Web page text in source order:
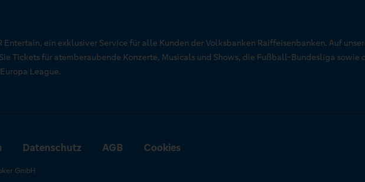
ein exklusiver Service für alle Kunden der Volksbanken Raiffeisenbanken. Auf
Tickets für atemberaubende Konzerte, Musicals und Shows, die Fußball-Bundesliga sowie
League.
Datenschutz AGB Cookies
GmbH